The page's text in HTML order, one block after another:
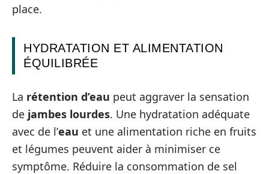
place.
HYDRATATION ET ALIMENTATION
ÉQUILIBRÉE
La rétention d’eau peut aggraver la sensation
de jambes lourdes. Une hydratation adéquate
avec de l’eau et une alimentation riche en fruits
et légumes peuvent aider à minimiser ce
symptôme. Réduire la consommation de sel